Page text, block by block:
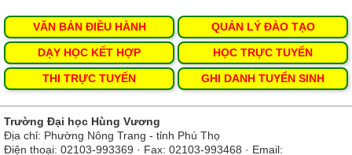
VĂN BẢN ĐIỀU HÀNH QUẢN LÝ ĐÀO TẠO
DẠY HỌC KẾT HỢP HỌC TRỰC TUYẾN
THI TRỰC TUYẾN GHI DANH TUYỂN SINH
Trường Đại học Hùng Vương
Địa chỉ: Phường Nông Trang - tỉnh Phú Thọ
Điện thoại: 02103-993369 · Fax: 02103-993468 · Email: